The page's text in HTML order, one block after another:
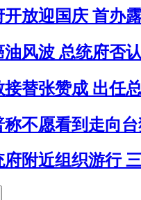
开放迎国庆 首办
油风波 总统府否
接替张赞成 出任
称不愿看到走向
府附近组织游行